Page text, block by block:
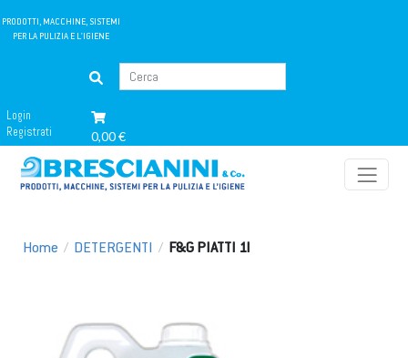
PRODOTTI, MACCHINE, SISTEMI
PER LA PULIZIA E L'IGIENE
Login
Registrati
0,00 €
Home / DETERGENTI / F&G PIATTI 1l